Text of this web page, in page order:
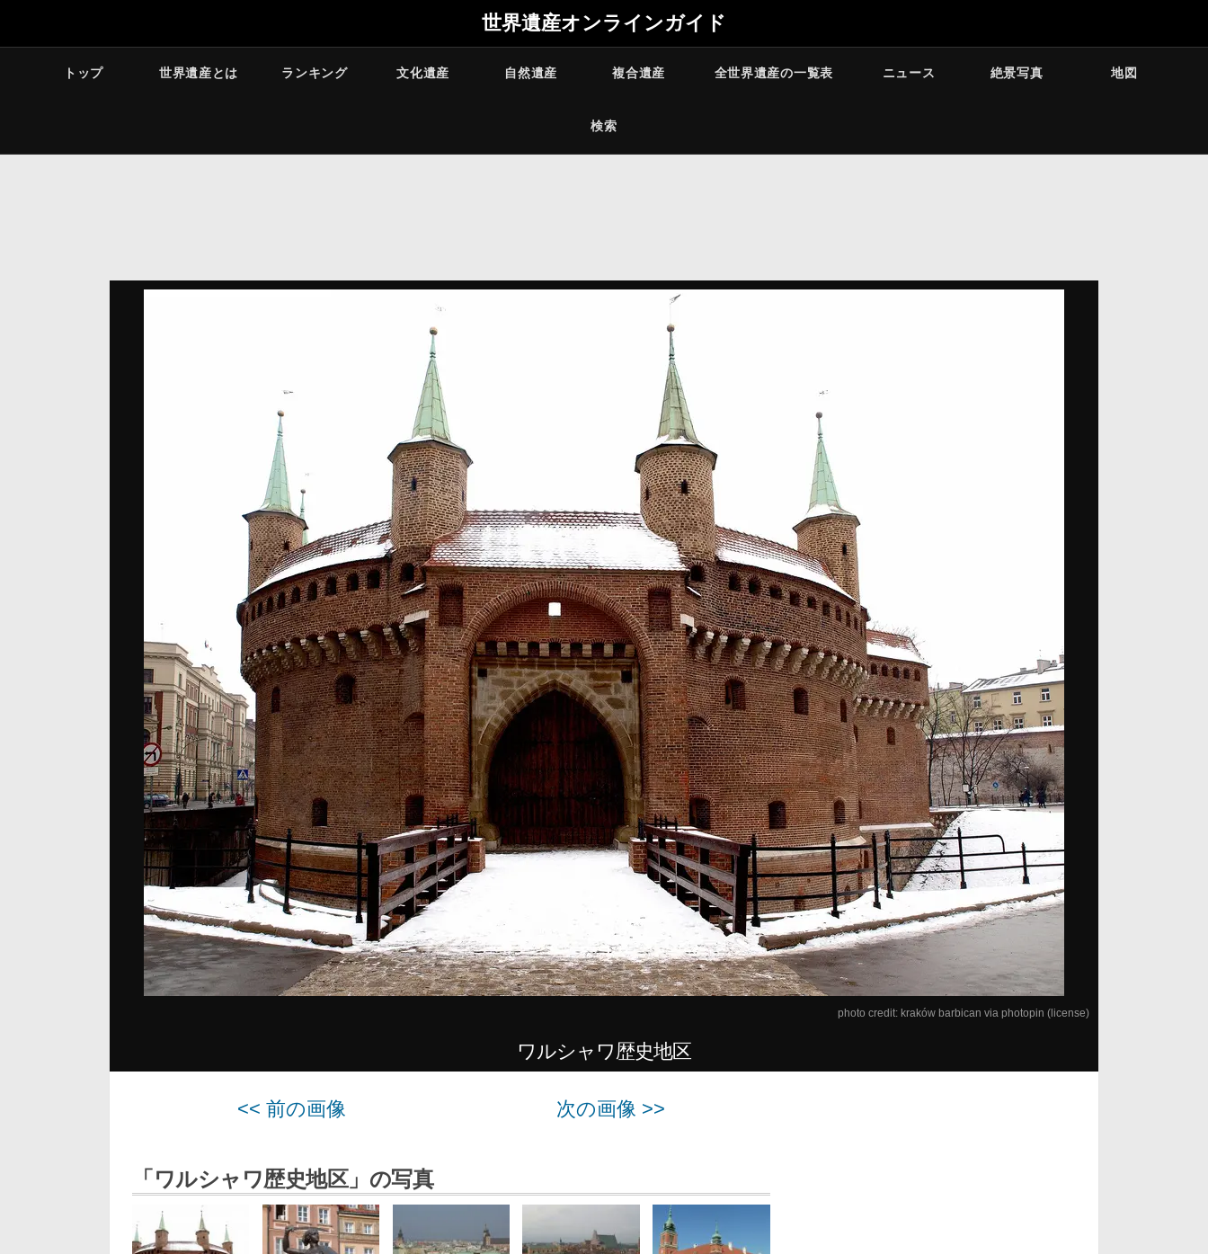
世界遺産オンラインガイド
トップ 世界遺産とは ランキング 文化遺産 自然遺産 複合遺産 全世界遺産の一覧表 ニュース 絶景写真 地図
検索
photo credit: kraków barbican via photopin (license)
ワルシャワ歴史地区
<< 前の画像 次の画像 >>
「ワルシャワ歴史地区」の写真